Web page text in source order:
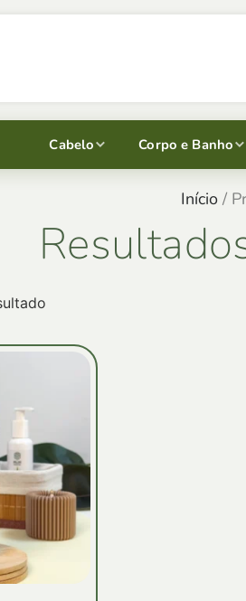
Cabelo Corpo e Banho
Início/